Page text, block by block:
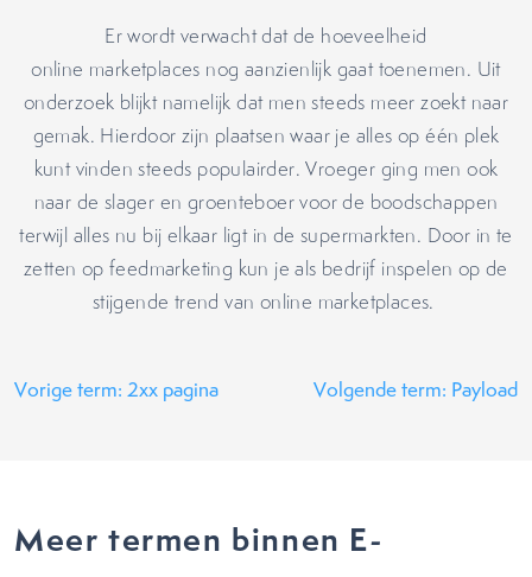
Er wordt verwacht dat de hoeveelheid
online marketplaces nog aanzienlijk gaat toenemen. Uit
onderzoek blijkt namelijk dat men steeds meer zoekt naar
gemak. Hierdoor zijn plaatsen waar je alles op één plek
kunt vinden steeds populairder. Vroeger ging men ook
naar de slager en groenteboer voor de boodschappen
terwijl alles nu bij elkaar ligt in de supermarkten. Door in te
zetten op feedmarketing kun je als bedrijf inspelen op de
stijgende trend van online marketplaces.
Vorige term: 2xx pagina Volgende term: Payload
Meer termen binnen E-